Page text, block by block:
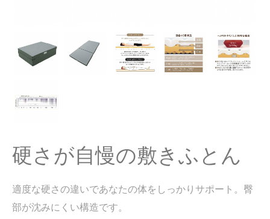
硬さが自慢の敷きふとん
適度な硬さの違いであなたの体をしっかりサポート。臀
部が沈みにくい構造です。